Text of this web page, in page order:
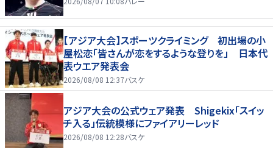
【アジア大会】スポーツクライミング 初出場の小
屋松恋「皆さんが恋をするような登りを」 日本代
表ウエア発表会
2026/08/08 12:37バスケ
アジア大会の公式ウェア発表 Shigekix「スイッ
チ入る」伝統模様にファイアリーレッド
2026/08/08 12:28バスケ